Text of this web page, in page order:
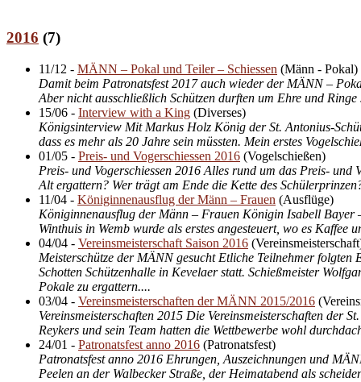
2016 (7)
11/12 - MÄNN – Pokal und Teiler – Schiessen (Männ - Pokal)
Damit beim Patronatsfest 2017 auch wieder der MÄNN –
Aber nicht ausschließlich Schützen durften um Ehre und
15/06 - Interview with a King (Diverses)
Königsinterview Mit Markus Holz König der St. Antonius-
dass es mehr als 20 Jahre sein müssten. Mein erstes
01/05 - Preis- und Vogerschiessen 2016 (Vogelschießen)
Preis- und Vogerschiessen 2016 Alles rund um das Preis-
Alt ergattern? Wer trägt am Ende die Kette des
11/04 - Königinnenausflug der Männ – Frauen (Ausflüge)
Königinnenausflug der Männ – Frauen Königin Isabell Bayer
Winthuis in Wemb wurde als erstes angesteuert, wo es
04/04 - Vereinsmeisterschaft Saison 2016 (Vereinsmeisterschaft
Meisterschütze der MÄNN gesucht Etliche Teilnehmer
Schotten Schützenhalle in Kevelaer statt. Schießmeister
Pokale zu ergattern....
03/04 - Vereinsmeisterschaften der MÄNN 2015/2016 (
Vereinsmeisterschaften 2015 Die Vereinsmeisterschaften der
Reykers und sein Team hatten die Wettbewerbe wohl
24/01 - Patronatsfest anno 2016 (Patronatsfest)
Patronatsfest anno 2016 Ehrungen, Auszeichnungen und
Peelen an der Walbecker Straße, der Heimatabend als